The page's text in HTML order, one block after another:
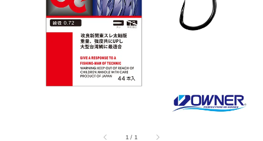
1 / 1